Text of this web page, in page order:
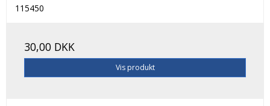
115450
30,00 DKK
Vis produkt